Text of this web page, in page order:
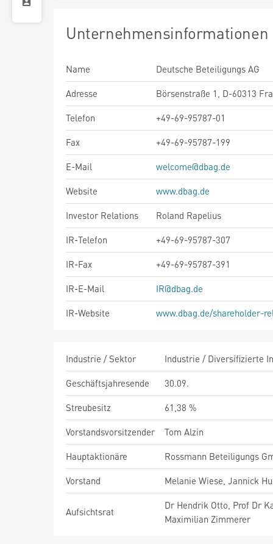
Unternehmensinformationen
Name
Deutsche Beteiligungs AG
Adresse
Börsenstraße 1, D-60313
Telefon
+49-69-95787-01
Fax
+49-69-95787-199
E-Mail
welcome@dbag.de
Website
www.dbag.de
Investor Relations
Roland Rapelius
IR-Telefon
+49-69-95787-307
IR-Fax
+49-69-95787-391
IR-E-Mail
IR@dbag.de
IR-Website
www.dbag.de/shareholder-
Industrie / Sektor
Industrie / Diversifizierte
Geschäftsjahresende
30.09.
Streubesitz
61,38 %
Vorstandsvorsitzender
Tom Alzin
Hauptaktionäre
Rossmann Beteiligungs
Vorstand
Melanie Wiese, Jannick
Aufsichtsrat
Dr Hendrik Otto, Prof Dr
Maximilian Zimmerer